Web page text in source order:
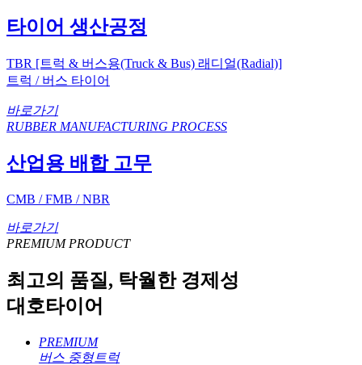
타이어 생산공정
TBR [트럭 & 버스용(Truck & Bus) 래디얼(Radial)]
트럭 / 버스 타이어
바로가기
RUBBER MANUFACTURING PROCESS
산업용 배합 고무
CMB / FMB / NBR
바로가기
PREMIUM PRODUCT
최고의 품질, 탁월한 경제성
대호타이어
PREMIUM
버스 중형트럭